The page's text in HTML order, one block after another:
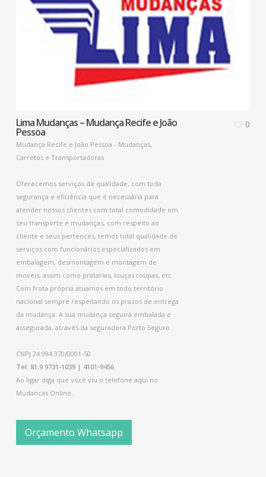
Lima Mudanças – Mudança Recife e João
Pessoa
Mudança Recife e João Pessoa - Mudanças,
Carretos e Transportadoras
Oferecemos serviços de qualidade, com toda
segurança e eficiência que é necessária para
atender nossos clientes com total comodidade em
seu transporte e mudanças, com respeito ao
cliente e seus pertences, temos total qualidade de
serviços com funcionários especializados em
embalagem, desmontagem e montagem de
moveis, assim como pratarias, louças roupas, etc.
Com frota própria atuamos em todo território
nacional sempre respeitando os prazos de entrega
da mudança. A sua mudança seguirá embalada e
assegurada, através da seguradora Porto Seguro.
CNPJ 24.994.370/0001-50
Tel: 81.9 9731-1039 | 4101-9456
Ao ligar diga que você viu o telefone aqui no
Mudancas Online.
Orçamento Whatsapp
0